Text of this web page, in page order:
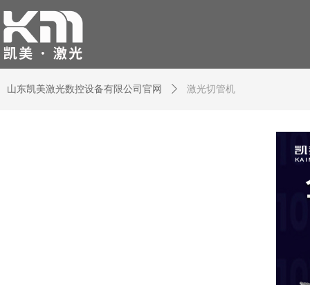
山东凯美激光数控设备有限公司官网 ꄲ 激光切管机